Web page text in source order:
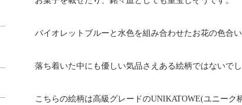
バイオレットブルーと水色を組み合わせたお花の色合
落ち着いた中にも優しい気品さえある絵柄ではないでし
こちらの絵柄は高級グレードのUNIKATOWE(ユニーク